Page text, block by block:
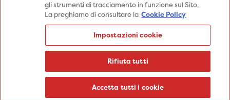
Informazioni
Prenota una visita
Prenota una visita
gli strumenti di tracciamento in funzione sul Sito,
La preghiamo di consultare la Cookie Policy
Impostazioni cookie
Rifiuta tutti
Accetta tutti i cookie